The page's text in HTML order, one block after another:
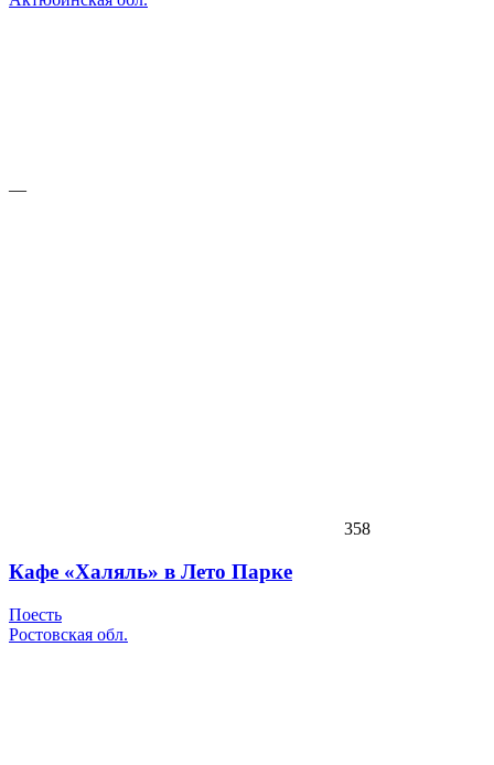
—
358
Кафе «Халяль» в Лето Парке
Поесть
Ростовская обл.